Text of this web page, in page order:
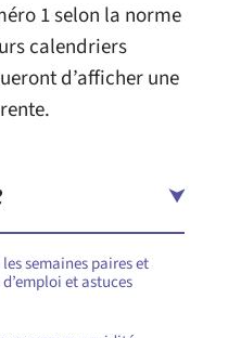
1 selon la norme
calendriers
d’afficher une
semaines paires et
et astuces